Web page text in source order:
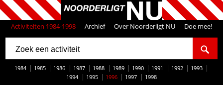
Activiteiten 1984-1998 Archief Over Noorderligt NU Doe mee!
1984 1985 1986 1987 1988 1989 1990 1991 1992
1993
1994
1995 1996 1997 1998